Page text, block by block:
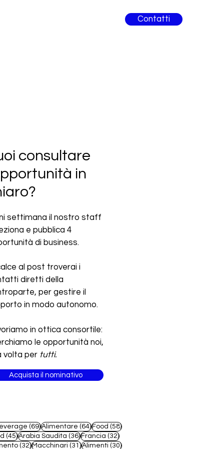
Contatti
(69)69 post
Alimentare (64)64 post
Food (58)58 post
(45)45 post
Arabia Saudita (36)36 post
Francia (32)32 post
(32)32 post
Macchinari (31)31 post
Alimenti (30)30 post
consultare
in
settimana il nostro staff
e pubblica 4
di business.
al post troverai i
diretti della
per gestire il
in modo autonomo.
in ottica consortile:
le opportunità noi,
volta per tutti.
Acquista il nominativo